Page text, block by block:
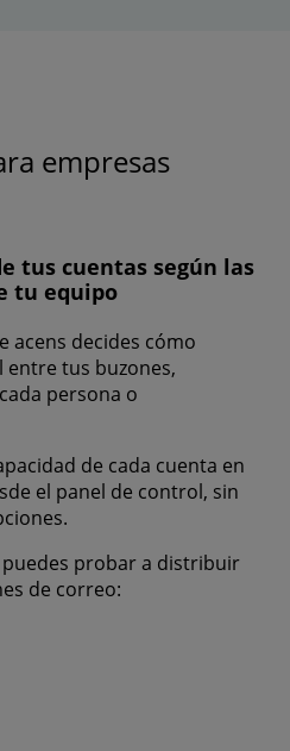
empresas
tus cuentas según las
tu equipo
acens decides cómo
tus buzones,
persona o
de cada cuenta en
el panel de control, sin
probar a distribuir
de correo: